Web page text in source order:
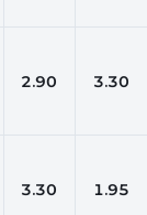
2.90 3.30
3.30 1.95